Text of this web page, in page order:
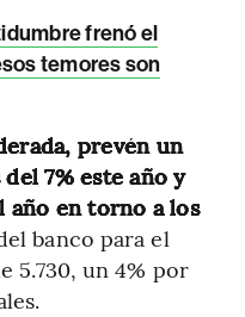
frenó el
temores son
prevén un
7% este año y
año en torno a los
banco para el
5.730, un 4% por